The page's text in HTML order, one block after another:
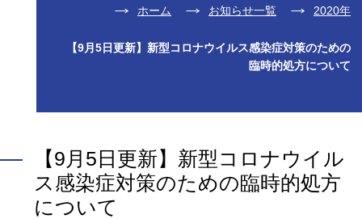
ホーム お知らせ一覧 2020年
【9月5日更新】新型コロナウイルス感染症対策のための
臨時的処方について
【9月5日更新】新型コロナウイル
ス感染症対策のための臨時的処方
について